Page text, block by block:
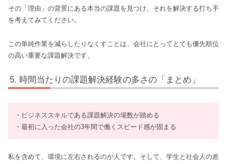
その「理由」の背景にある本当の課題を見つけ、それを解決する打ち手
を考えてみてください。
この単純作業を減らしたりなくすことは、会社にとってとても優先順位
の高い重要な課題解決です。
時間当たりの課題解決経験の多さの「まとめ」
・ビジネススキルである課題解決の場数が踏める
・最初に入った会社の3年間で働くスピード感が固まる
私を含めて、環境に左右されるのが人です。そして、学生と社会人の差